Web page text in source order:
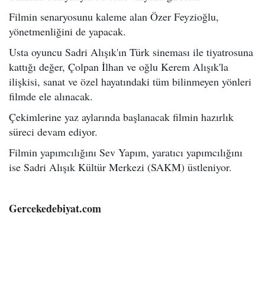
Filmin senaryosunu kaleme alan Özer Feyzioğlu,
yönetmenliğini de yapacak.
Usta oyuncu Sadri Alışık'ın Türk sineması ile tiyatrosuna
kattığı değer, Çolpan İlhan ve oğlu Kerem Alışık'la
ilişkisi, sanat ve özel hayatındaki tüm bilinmeyen yönleri
filmde ele alınacak.
Çekimlerine yaz aylarında başlanacak filmin hazırlık
süreci devam ediyor.
Filmin yapımcılığını Sev Yapım, yaratıcı yapımcılığını
ise Sadri Alışık Kültür Merkezi (SAKM) üstleniyor.
Gercekedebiyat.com